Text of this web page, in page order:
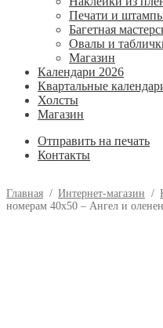
Печати и
Багетная
Овалы и
Магазин
Календари 2026
Квартальные
Холсты
Магазин
Отправить на печать
Контакты
Главная / Интернет-магазин /
номерам 40х50 – Ангел и